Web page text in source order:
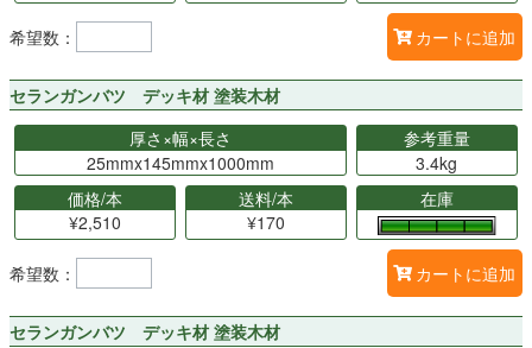
希望数： カートに追加
セランガンバツ デッキ材 塗装木材
厚さ×幅×長さ
25mmx145mmx1000mm
参考重量
3.4kg
価格/本
¥2,510
送料/本
¥170
在庫
希望数： カートに追加
セランガンバツ デッキ材 塗装木材